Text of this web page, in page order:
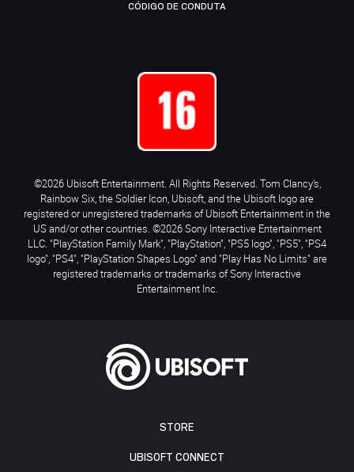
STORE
UBISOFT CONNECT
CÓDIGO DE CONDUTA
©2026 Ubisoft Entertainment. All Rights Reserved. Tom Clancy’s,
Rainbow Six, the Soldier Icon, Ubisoft, and the Ubisoft logo are
registered or unregistered trademarks of Ubisoft Entertainment in the
US and/or other countries. ©2026 Sony Interactive Entertainment
LLC. "PlayStation Family Mark", "PlayStation", "PS5 logo", "PS5", "PS4
logo", "PS4", "PlayStation Shapes Logo" and "Play Has No Limits" are
registered trademarks or trademarks of Sony Interactive
Entertainment Inc.